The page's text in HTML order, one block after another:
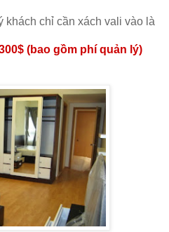
khách chỉ cần xách vali vào là
(bao gồm phí quản lý)